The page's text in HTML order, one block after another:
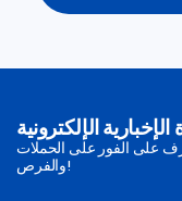
الإلكترونية
على الفور على الحملات
والفرص!